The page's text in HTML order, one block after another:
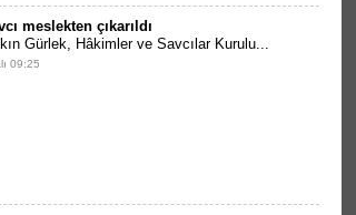
meslekten çıkarıldı
Gürlek, Hâkimler ve Savcılar Kurulu...
09:25